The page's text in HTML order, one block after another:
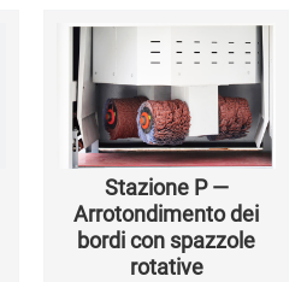
Stazione P —
Arrotondimento dei
bordi con spazzole
rotative